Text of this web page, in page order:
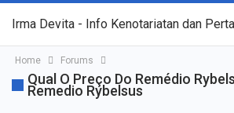
Irma Devita - Info Kenotariatan dan
Home Forums
Qual O Preço Do Remédio
Remedio Rybelsus